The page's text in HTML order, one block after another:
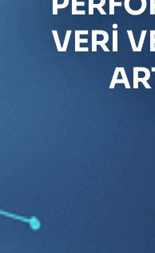
VERI